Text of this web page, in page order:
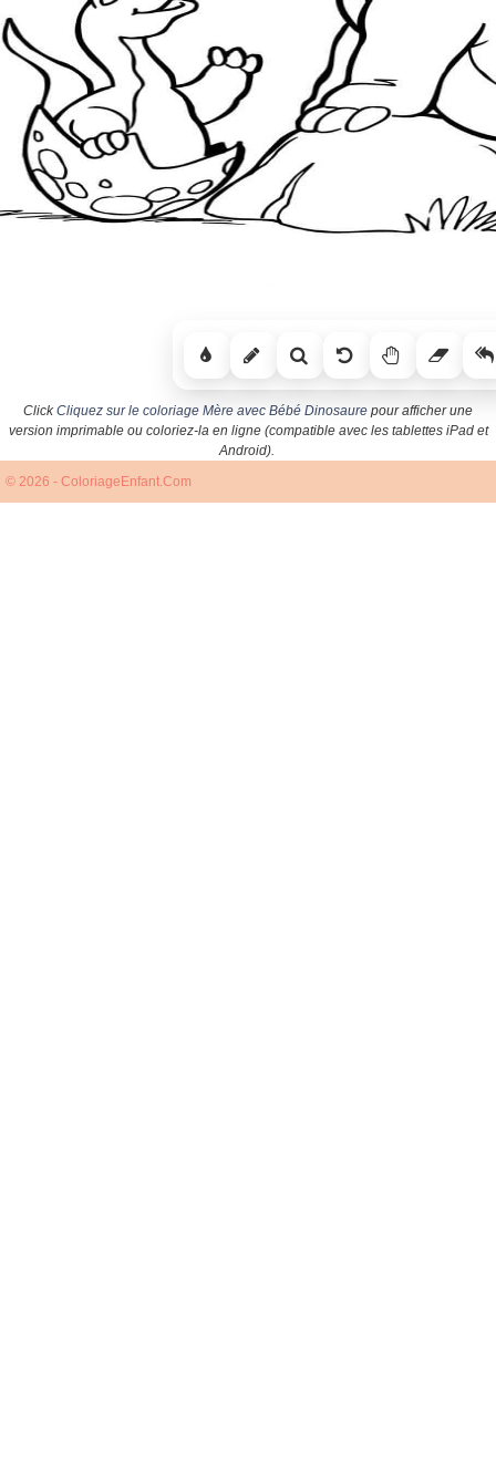
ClickCliquez sur le coloriage Mère avec Bébé Dinosaure pour afficher une
version imprimable ou coloriez-la en ligne (compatible avec les tablettes iPad et
Android).
© 2026 - ColoriageEnfant.Com